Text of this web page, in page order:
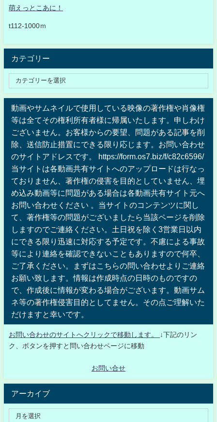
萌えっとこあに！
t112-1000ｍ
カテゴリー
動画やサムネイルで使用している映像の著作権や肖像権
等は全てその権利所有者様に帰属いたします。申しわけ
ございません。お客様からの要望、問題がある記事を削
除、送信防止措置にできる限り応じます。お問い合わせ
のサイトアドレスです。 https://form.os7.biz/f/c82c6596/
当サイトは各動画共有サイトへのアップロードは行なっ
ておりません、著作権の侵害を目的としていません、埋
め込み動画等に問題がある場合は各動画共有サイト元へ
お問い合わせください 。当サイトのコンテンツに関し
て、著作権等の問題がございましたら当該ページを削除
しますのでご連絡ください。土日祝を除く3営業日以内
にできる限り迅速に対応する予定です。不慮による事故
等により連絡を確認できないこともありますので何卒、
ご了承ください。まずはこちらの問い合わせよりご連絡
お願い致します。情報は作成時点の日時のものですの
で、作成後に情報が変わる場合がございます。動画サム
ネ等の著作権侵害目的としてません。その点ご理解いた
だけますと幸いです。
お問い合わせのサイトへクリックで移動します。
↓下記のリン
ク、ボタンを押すと問い合わせページに移動
お問い合せ
アーカイブ